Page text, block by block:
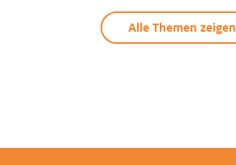
Alle Themen zeigen